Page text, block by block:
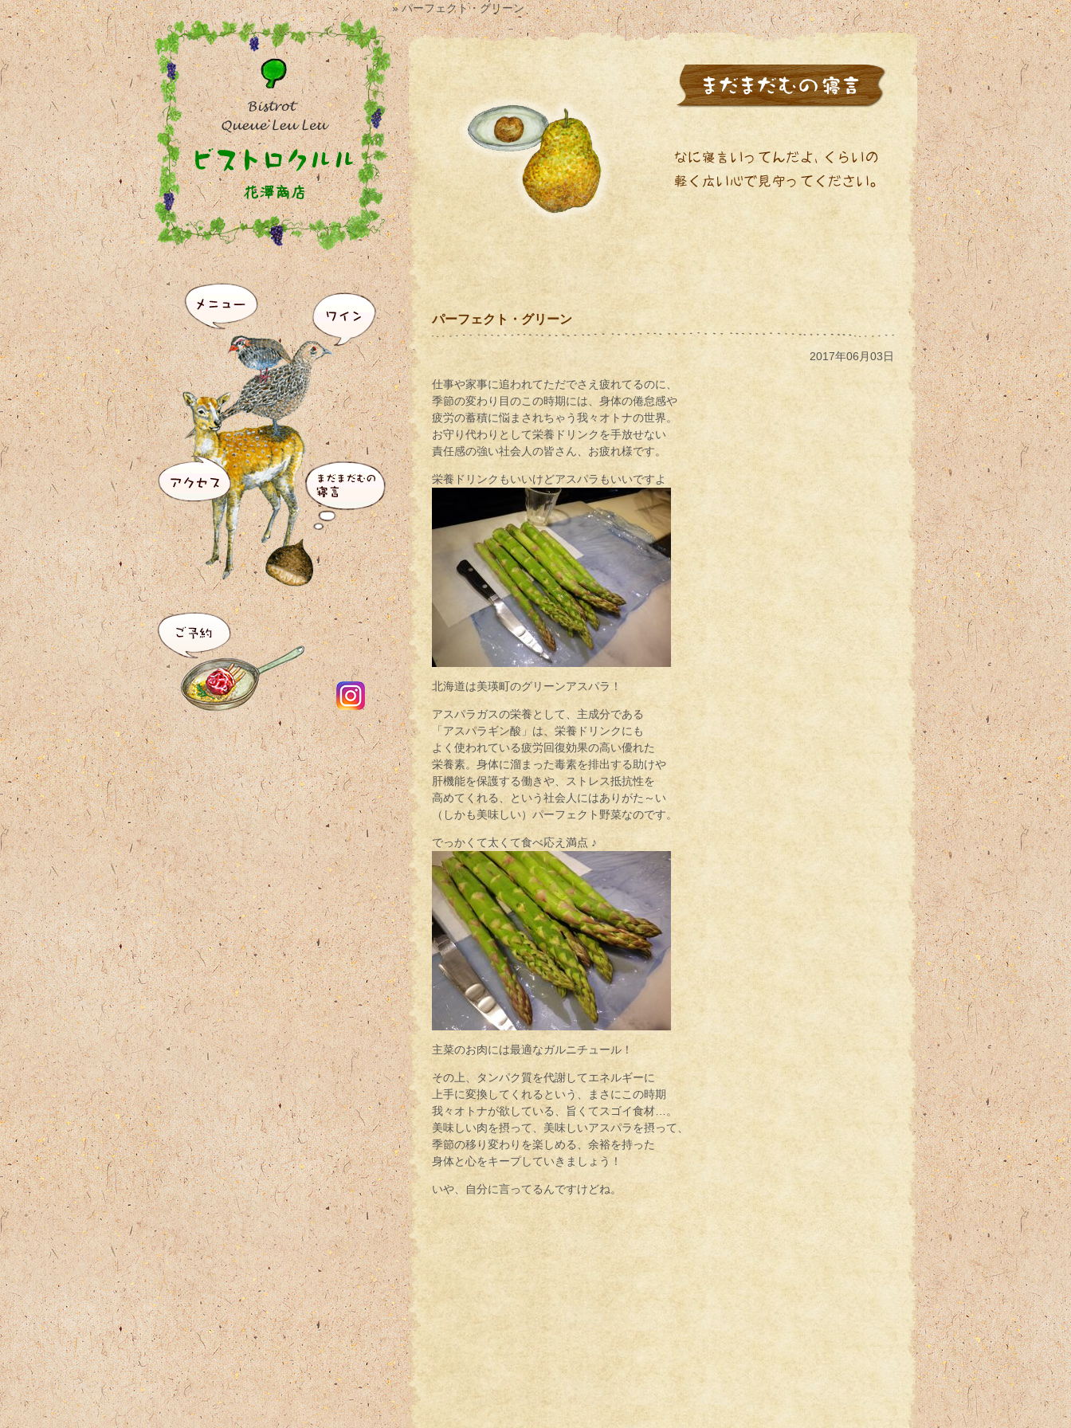
» パーフェクト・グリーン
パーフェクト・グリーン
2017年06月03日
仕事や家事に追われてただでさえ疲れてるのに、
季節の変わり目のこの時期には、身体の倦怠感や
疲労の蓄積に悩まされちゃう我々オトナの世界。
お守り代わりとして栄養ドリンクを手放せない
責任感の強い社会人の皆さん、お疲れ様です。
栄養ドリンクもいいけどアスパラもいいですよ
北海道は美瑛町のグリーンアスパラ！
アスパラガスの栄養として、主成分である
「アスパラギン酸」は、栄養ドリンクにも
よく使われている疲労回復効果の高い優れた
栄養素。身体に溜まった毒素を排出する助けや
肝機能を保護する働きや、ストレス抵抗性を
高めてくれる、という社会人にはありがた～い
（しかも美味しい）パーフェクト野菜なのです。
でっかくて太くて食べ応え満点 ♪
主菜のお肉には最適なガルニチュール！
その上、タンパク質を代謝してエネルギーに
上手に変換してくれるという、まさにこの時期
我々オトナが欲している、旨くてスゴイ食材…。
美味しい肉を摂って、美味しいアスパラを摂って、
季節の移り変わりを楽しめる、余裕を持った
身体と心をキープしていきましょう！
いや、自分に言ってるんですけどね。